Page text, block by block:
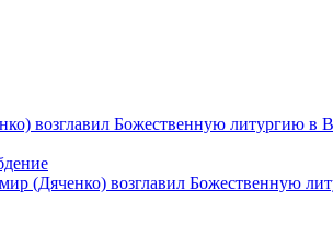
возглавил Божественную литургию в
(Дяченко) возглавил Божественную